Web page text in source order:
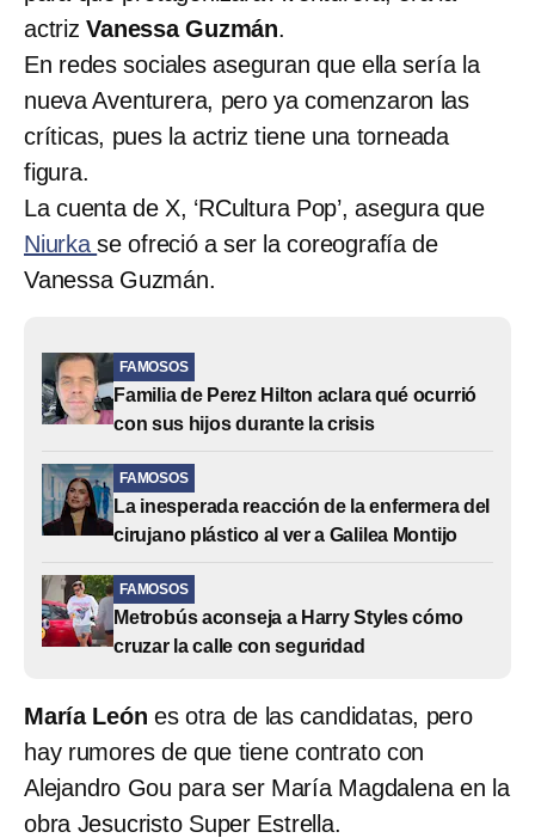
actrizVanessa Guzmán.
En redes sociales aseguran que ella sería la
nueva Aventurera, pero ya comenzaron las
críticas, pues la actriz tiene una torneada
figura.
La cuenta de X, ‘RCultura Pop’, asegura que
Niurkase ofreció a ser la coreografía de
Vanessa Guzmán.
FAMOSOS
Familia de Perez Hilton aclara qué ocurrió
con sus hijos durante la crisis
FAMOSOS
La inesperada reacción de la enfermera del
cirujano plástico al ver a Galilea Montijo
FAMOSOS
Metrobús aconseja a Harry Styles cómo
cruzar la calle con seguridad
María León es otra de las candidatas, pero
hay rumores de que tiene contrato con
Alejandro Gou para ser María Magdalena en la
obra Jesucristo Super Estrella.